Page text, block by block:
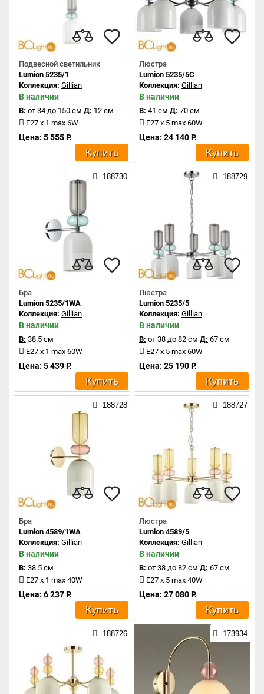
Подвесной светильник
Lumion 5235/1
Коллекция: Gillian
В наличии
В: от 34 до 150 см Д: 12 см
E27 x 1 max 6W
Цена: 5 555 Р.
Купить
Люстра
Lumion 5235/5C
Коллекция: Gillian
В наличии
В: 41 см Д: 70 см
E27 x 5 max 60W
Цена: 24 140 Р.
Купить
188730
Бра
Lumion 5235/1WA
Коллекция: Gillian
В наличии
В: 38.5 см
E27 x 1 max 60W
Цена: 5 439 Р.
Купить
188729
Люстра
Lumion 5235/5
Коллекция: Gillian
В наличии
В: от 38 до 82 см Д: 67 см
E27 x 5 max 60W
Цена: 25 190 Р.
Купить
188728
Бра
Lumion 4589/1WA
Коллекция: Gillian
В наличии
В: 38.5 см
E27 x 1 max 40W
Цена: 6 237 Р.
Купить
188727
Люстра
Lumion 4589/5
Коллекция: Gillian
В наличии
В: от 38 до 82 см Д: 67 см
E27 x 5 max 40W
Цена: 27 080 Р.
Купить
188726 173934